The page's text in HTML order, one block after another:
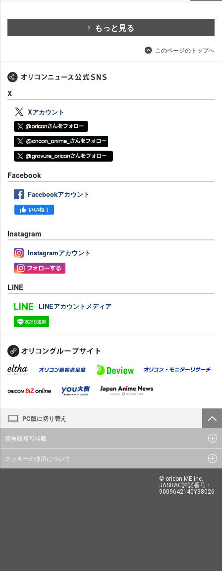
もっと見る
このページのトップへ
X
Xアカウント
Facebook
Facebookアカウント
Instagram
Instagramアカウント
LINE
LINEアカウントメディア
PC版に切り替え
禁無断複写転載
クッキーの使用について
© oricon ME inc.
JASRAC許諾番号：
9009642140Y38026